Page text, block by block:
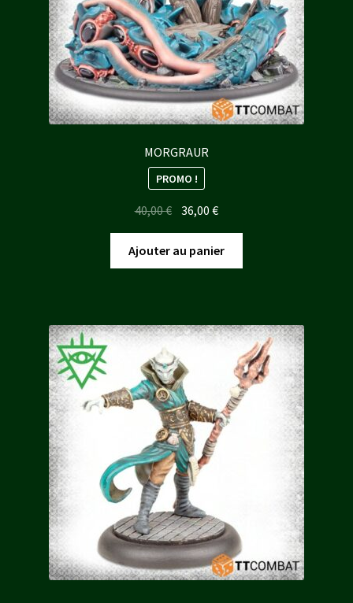
MORGRAUR
PROMO !
40,00€ Le
prix
initial
était :
36,00€Le
prix
actuel
est :
Ajouter au panier